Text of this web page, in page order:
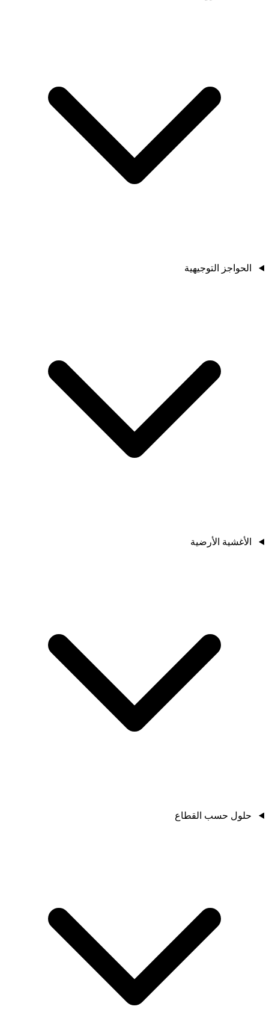
الحواجز التوجيهية
الأغشية الأرضية
حلول حسب القطاع